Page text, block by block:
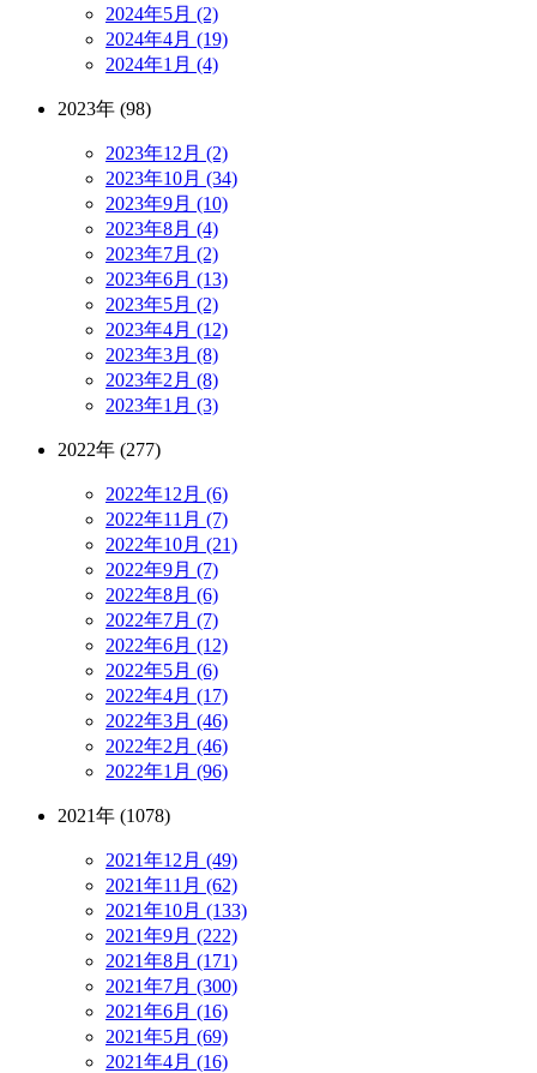
2024年5月 (2)
2024年4月 (19)
2024年1月 (4)
2023年 (98)
2023年12月 (2)
2023年10月 (34)
2023年9月 (10)
2023年8月 (4)
2023年7月 (2)
2023年6月 (13)
2023年5月 (2)
2023年4月 (12)
2023年3月 (8)
2023年2月 (8)
2023年1月 (3)
2022年 (277)
2022年12月 (6)
2022年11月 (7)
2022年10月 (21)
2022年9月 (7)
2022年8月 (6)
2022年7月 (7)
2022年6月 (12)
2022年5月 (6)
2022年4月 (17)
2022年3月 (46)
2022年2月 (46)
2022年1月 (96)
2021年 (1078)
2021年12月 (49)
2021年11月 (62)
2021年10月 (133)
2021年9月 (222)
2021年8月 (171)
2021年7月 (300)
2021年6月 (16)
2021年5月 (69)
2021年4月 (16)